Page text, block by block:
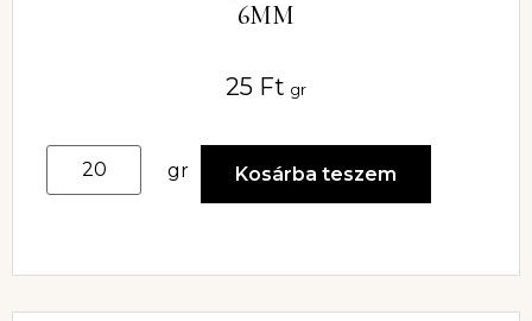
6MM
25 Ft gr
gr Kosárba teszem